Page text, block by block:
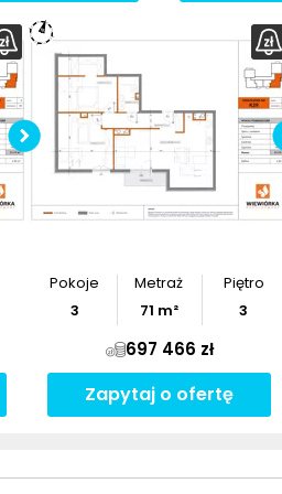
Pobierz
Pokoje
3
Metraż
71 m²
Piętro
3
697 466 zł
Zapytaj o ofertę